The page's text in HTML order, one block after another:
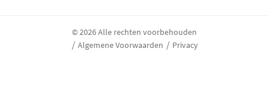
© 2026 Alle rechten voorbehouden
Algemene Voorwaarden
Privacy